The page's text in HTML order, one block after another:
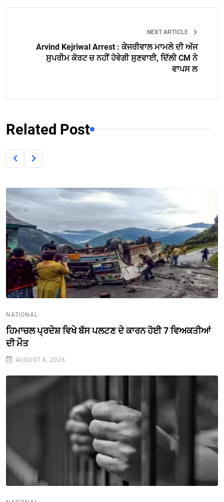
NEXT ARTICLE
Arvind Kejriwal Arrest : ਕੇਜਰੀਵਾਲ ਮਾਮਲੇ ਦੀ ਅੱਜ
ਸੁਪਰੀਮ ਕੋਰਟ ਚ ਨਹੀਂ ਹੋਵੇਗੀ ਸੁਣਵਾਈ, ਦਿੱਲੀ CM ਨੇ
ਵਾਪਸ ਲ
Related Post
NATIONAL
ਹਿਮਾਚਲ ਪ੍ਰਦੇਸ਼ ਵਿਖੇ ਬੱਸ ਪਲਟਣ ਦੇ ਕਾਰਨ ਹੋਈ 7 ਵਿਅਕਤੀਆਂ
ਦੀ ਮੌਤ
AUGUST 8, 2026